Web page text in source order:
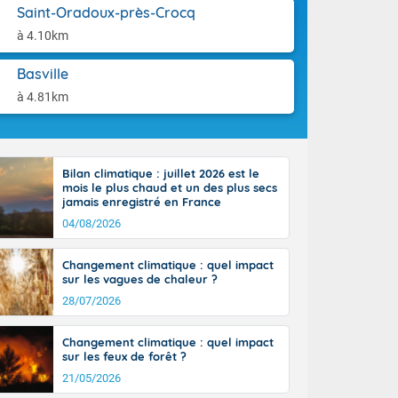
Saint-Oradoux-près-Crocq
à 4.10km
Basville
à 4.81km
nord-
les rafales
vers le
jusqu'à
degrés sur
et jusqu'à
Bilan climatique : juillet 2026 est le
mois le plus chaud et un des plus secs
jamais enregistré en France
04/08/2026
Changement climatique : quel impact
sur les vagues de chaleur ?
28/07/2026
Changement climatique : quel impact
sur les feux de forêt ?
21/05/2026